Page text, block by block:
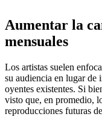
Aumentar la
mensuales
Los artistas suelen
su audiencia en lugar de
oyentes existentes. Si
visto que, en promedio,
reproducciones futuras